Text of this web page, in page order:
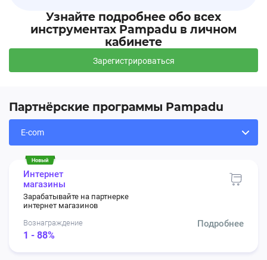
Узнайте подробнее обо всех
инструментах Pampadu в личном
кабинете
Зарегистрироваться
Партнёрские программы Pampadu
Интернет
магазины
Зарабатывайте на партнерке
интернет магазинов
Вознаграждение
1 - 88%
Подробнее